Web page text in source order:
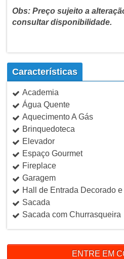
Obs: Preço sujeito a
consultar disponibilidade.
Características
Academia
Água Quente
Aquecimento A Gás
Brinquedoteca
Elevador
Espaço Gourmet
Fireplace
Garagem
Hall de Entrada Decorado
Sacada
Sacada com Churrasqueira
ENTRE EM